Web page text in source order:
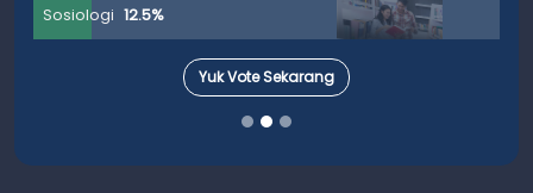
Sosiologi 12.5%
Yuk Vote Sekarang